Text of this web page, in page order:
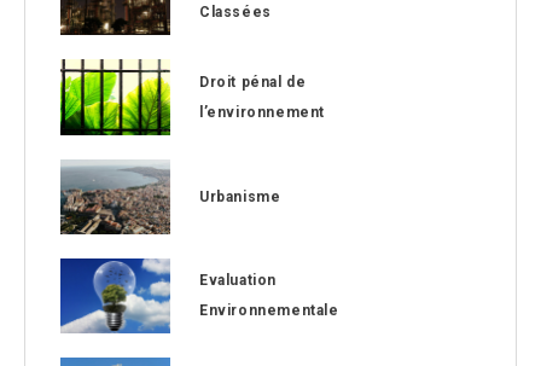
Classées
Droit pénal de
l’environnement
Urbanisme
Evaluation
Environnementale